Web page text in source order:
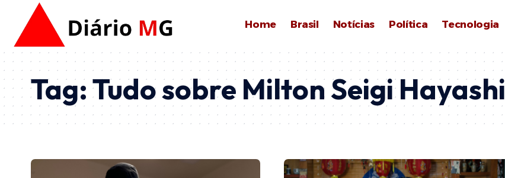
Home Brasil Notícias Política Tecnologia
Tag:Tudo sobre Milton Seigi Hayashi